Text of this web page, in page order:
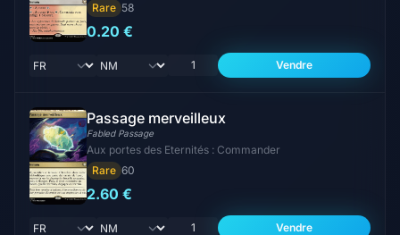
Rare 58
0.20 €
Vendre
Passage merveilleux
Fabled Passage
Aux portes des Eternités : Commander
Rare 60
2.60 €
Vendre